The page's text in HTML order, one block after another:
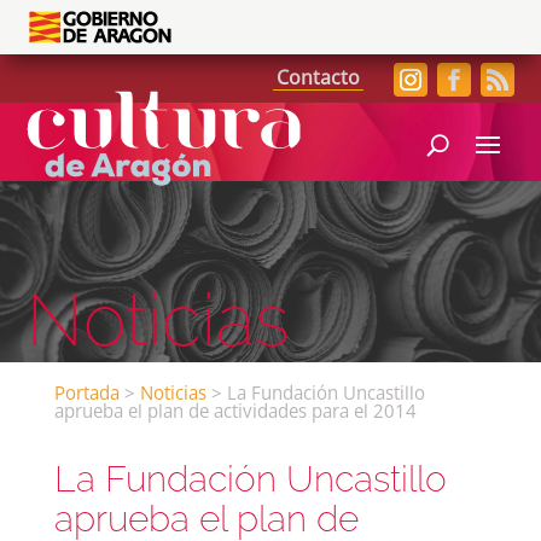
Contacto
Noticias
Portada> Noticias> La Fundación Uncastillo
aprueba el plan de actividades para el 2014
La Fundación Uncastillo
aprueba el plan de